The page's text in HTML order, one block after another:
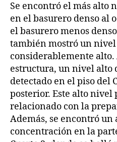
Se encontró el más alto
en el basurero denso al
el basurero menos
también mostró un
considerablemente
estructura, un nivel alto
detectado en el piso del
posterior. Este alto nivel
relacionado con la
Además, se encontró un
concentración en la